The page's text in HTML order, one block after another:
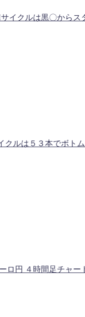
イクルは黒〇から
クルは５３本でボト
ロ円 ４時間足チャ